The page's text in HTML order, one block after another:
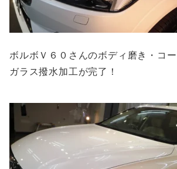
ボルボＶ６０さんのボディ磨き・コ
ガラス撥水加工が完了！